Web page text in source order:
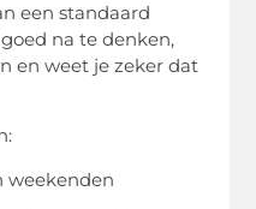
een standaard
na te denken,
en weet je zeker dat
weekenden